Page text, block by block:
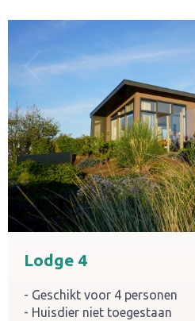
Lodge 4
Geschikt voor 4 personen
Huisdier niet toegestaan